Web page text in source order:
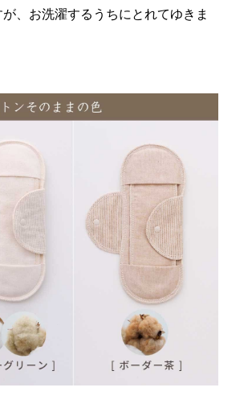
、お洗濯するうちにとれてゆきま